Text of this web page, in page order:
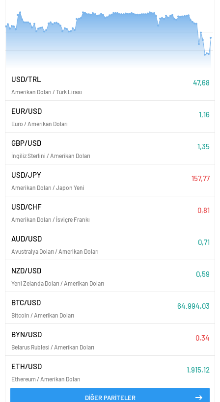
USD/TRL
Amerikan Doları / Türk Lirası
47,68
EUR/USD
Euro / Amerikan Doları
1,16
GBP/USD
İngiliz Sterlini / Amerikan Doları
1,35
USD/JPY
Amerikan Doları / Japon Yeni
157,77
USD/CHF
Amerikan Doları / İsviçre Frankı
0,81
AUD/USD
Avustralya Doları / Amerikan Doları
0,71
NZD/USD
Yeni Zelanda Doları / Amerikan Doları
0,59
BTC/USD
Bitcoin / Amerikan Doları
64.994,03
BYN/USD
Belarus Rublesi / Amerikan Doları
0,34
ETH/USD
Ethereum / Amerikan Doları
1.915,12
DİĞER PARİTELER